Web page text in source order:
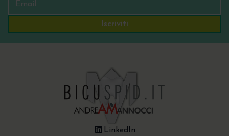
Iscriviti
LinkedIn